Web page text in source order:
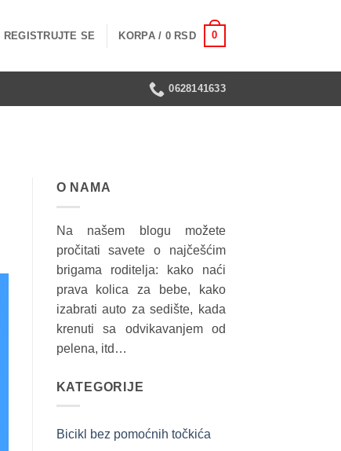
SE KORPA / 0 RSD 0
0628141633
O NAMA
Na našem blogu možete
pročitati savete o najčešćim
brigama roditelja: kako naći
prava kolica za bebe, kako
izabrati auto za sedište, kada
krenuti sa odvikavanjem od
pelena, itd…
KATEGORIJE
Bicikl bez pomoćnih točkića